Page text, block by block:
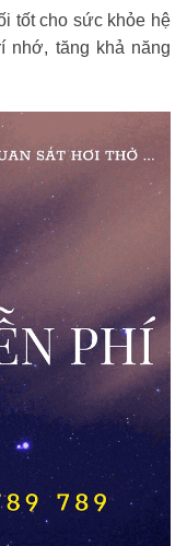
tốt cho sức khỏe hệ
nhớ, tăng khả năng